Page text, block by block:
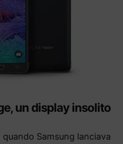
un display insolito
quando Samsung lanciava